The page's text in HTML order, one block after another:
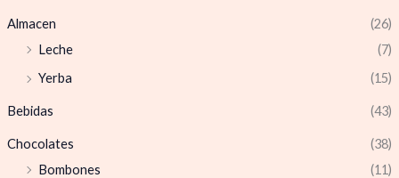
Almacen
(26)
Leche
(7)
Yerba
(15)
Bebidas (43)
Chocolates
(38)
Bombones
(11)